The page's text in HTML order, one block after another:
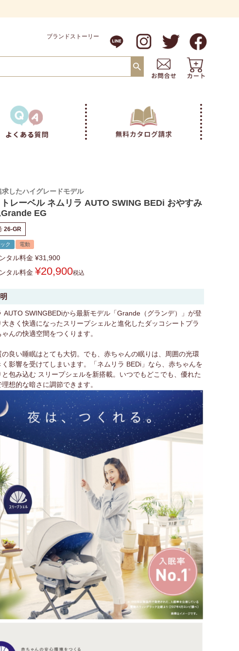
ブランドストーリー
求したハイグレードモデル
レーベル ネムリラ AUTO SWING BEDi おやすみ
Grande EG
26-GR
ク 電動
タル料金 ¥31,900
タル料金 ¥20,900税込
AUTO SWINGBEDiから最新モデル「Grande（グランデ）」が登
大きく快適になったスリープシェルと進化したダッコシートプラ
ゃんの快適空間をつくります。
の良い睡眠はとても大切。でも、赤ちゃんの眠りは、周囲の光環
く影響を受けてしまいます。「ネムリラ BEDi」なら、赤ちゃんを
と包み込む スリープシェルを新搭載。いつでもどこでも、優れた
想的な暗さに調節できます。